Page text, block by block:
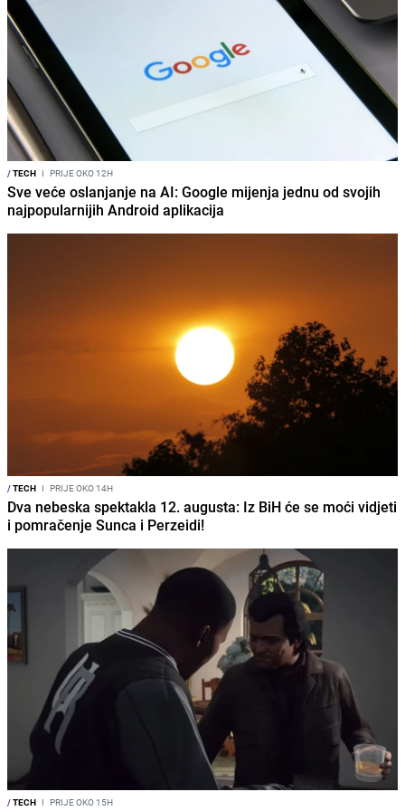
/TECH I PRIJE OKO 12H
Sve veće oslanjanje na AI: Google mijenja jednu od svojih
najpopularnijih Android aplikacija
/TECH I PRIJE OKO 14H
Dva nebeska spektakla 12. augusta: Iz BiH će se moći vidjeti
i pomračenje Sunca i Perzeidi!
/TECH I PRIJE OKO 15H